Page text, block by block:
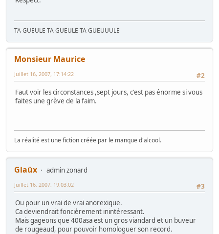
TA GUEULE TA GUEULE TA GUEUUULE
Monsieur Maurice
#2
Juillet 16, 2007, 17:14:22
Faut voir les circonstances ,sept jours, c'est pas énorme si vous
faites une grève de la faim.
La réalité est une fiction créée par le manque d'alcool.
Glaüx
admin zonard
#3
Juillet 16, 2007, 19:03:02
Ou pour un vrai de vrai anorexique.
Ca deviendrait foncièrement inintéressant.
Mais gageons que 400asa est un gros viandard et un buveur
de rougeaud, pour pouvoir homologuer son record.